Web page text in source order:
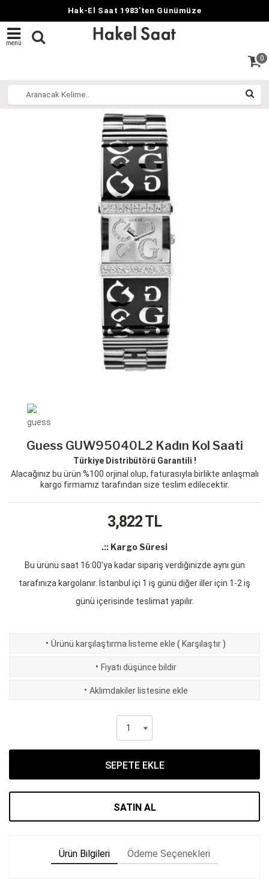
Hak-El Saat 1983'ten Günümüze
menü
0
Guess GUW95040L2 Kadın Kol Saati
Türkiye Distribütörü Garantili !
Alacağınız bu ürün %100 orjinal olup, faturasıyla birlikte anlaşmalı
kargo firmamız tarafından size teslim edilecektir.
3,822TL
.:: Kargo Süresi
Bu ürünü saat 16:00'ya kadar sipariş verdiğinizde aynı gün
tarafınıza kargolanır. İstanbul içi 1 iş günü diğer iller için 1-2 iş
günü içerisinde teslimat yapılır.
· Ürünü karşılaştırma listeme ekle ( Karşılaştır )
· Fiyatı düşünce bildir
· Aklımdakiler listesine ekle
SEPETE EKLE
SATIN AL
Ürün Bilgileri Ödeme Seçenekleri